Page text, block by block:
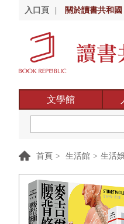
入口頁 關於讀書共和國
文學館
首頁 > 生活館 > 生活